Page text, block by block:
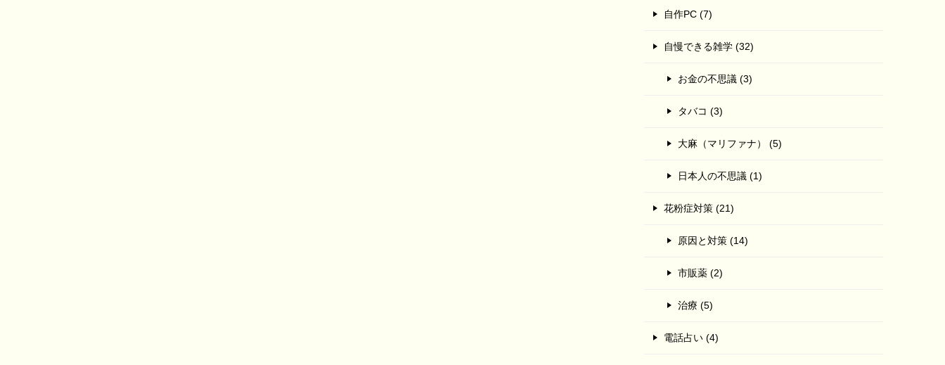
自作PC (7)
自慢できる雑学 (32)
お金の不思議 (3)
タバコ (3)
大麻（マリファナ） (5)
日本人の不思議 (1)
花粉症対策 (21)
原因と対策 (14)
市販薬 (2)
治療 (5)
電話占い (4)